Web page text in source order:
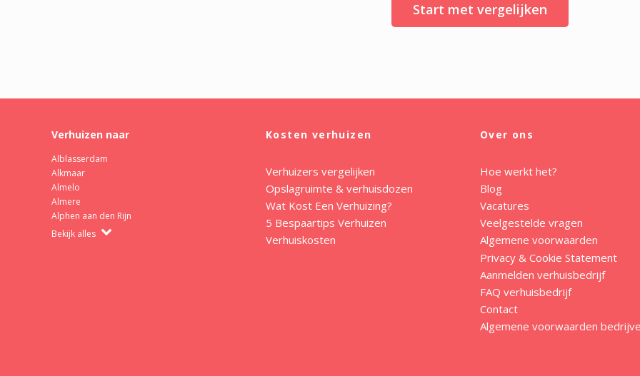
Start met vergelijken
Verhuizen naar
Alblasserdam
Alkmaar
Almelo
Almere
Alphen aan den Rijn
Bekijk alles
Kosten verhuizen
Verhuizers vergelijken
Opslagruimte & verhuisdozen
Wat Kost Een Verhuizing?
5 Bespaartips Verhuizen
Verhuiskosten
Over ons
Hoe werkt het?
Blog
Vacatures
Veelgestelde vragen
Algemene voorwaarden
Privacy & Cookie Statement
Aanmelden verhuisbedrijf
FAQ verhuisbedrijf
Contact
Algemene voorwaarden